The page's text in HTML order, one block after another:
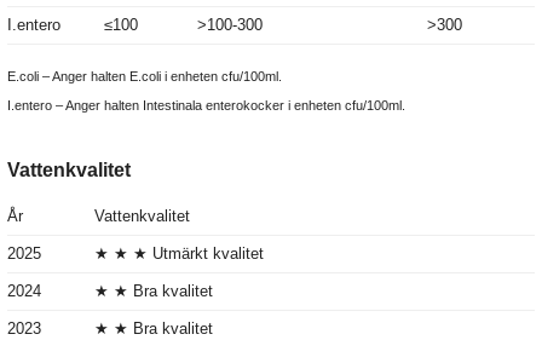
I.entero ≤100 >100-300 >300
E.coli – Anger halten E.coli i enheten cfu/100ml.
I.entero – Anger halten Intestinala enterokocker i enheten cfu/100ml.
Vattenkvalitet
År Vattenkvalitet
2025 ★ ★ ★ Utmärkt kvalitet
2024 ★ ★ Bra kvalitet
2023 ★ ★ Bra kvalitet